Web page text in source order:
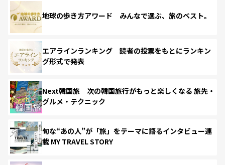
地球の歩き方アワード みんなで選ぶ、旅のベスト。
エアラインランキング 読者の投票をもとにランキン
グ形式で発表
Next韓国旅 次の韓国旅行がもっと楽しくなる 旅先・
グルメ・テクニック
旬な“あの人”が「旅」をテーマに語るインタビュー連
載 MY TRAVEL STORY